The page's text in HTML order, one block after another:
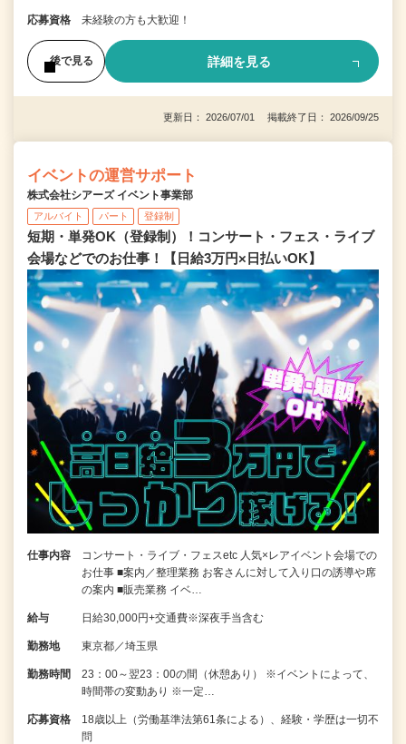
応募資格 未経験の方も大歓迎！
後で見る 詳細を見る
更新日： 2026/07/01 掲載終了日： 2026/09/25
イベントの運営サポート
株式会社シアーズ イベント事業部
アルバイト パート 登録制
短期・単発OK（登録制）！コンサート・フェス・ライブ
会場などでのお仕事！【日給3万円×日払いOK】
仕事内容
コンサート・ライブ・フェスetc 人気×レアイベント会場での
お仕事 ■案内／整理業務 お客さんに対して入り口の誘導や席
の案内 ■販売業務 イベ…
給与 日給30,000円+交通費※深夜手当含む
勤務地 東京都／埼玉県
勤務時間
23：00～翌23：00の間（休憩あり） ※イベントによって、
時間帯の変動あり ※一定…
応募資格
18歳以上（労働基準法第61条による）、経験・学歴は一切不
問